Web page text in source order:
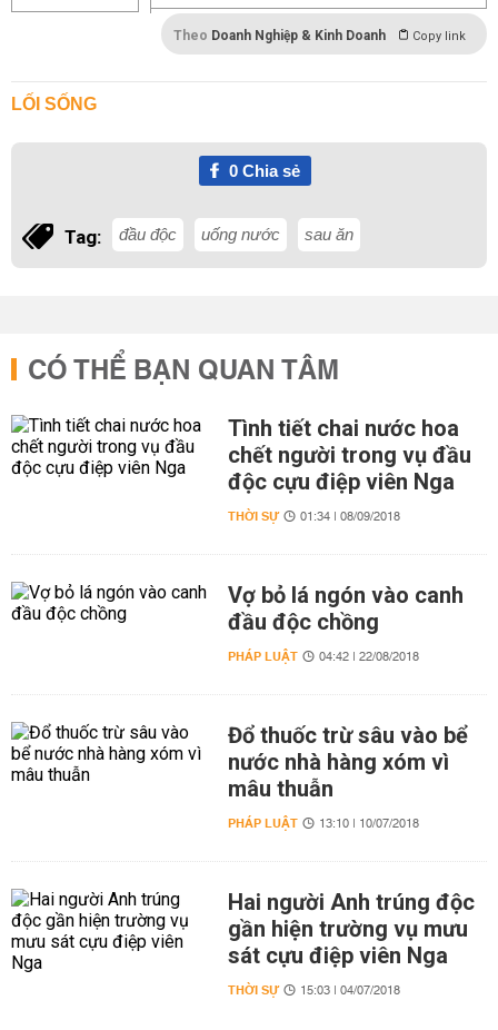
Theo Doanh Nghiệp & Kinh Doanh Copy link
LỐI SỐNG
0Chia sẻ
Tag: đầu độc uống nước sau ăn
CÓ THỂ BẠN QUAN TÂM
Tình tiết chai nước hoa
chết người trong vụ đầu
độc cựu điệp viên Nga
THỜI SỰ 01:34 | 08/09/2018
Vợ bỏ lá ngón vào canh
đầu độc chồng
PHÁP LUẬT 04:42 | 22/08/2018
Đổ thuốc trừ sâu vào bể
nước nhà hàng xóm vì
mâu thuẫn
PHÁP LUẬT 13:10 | 10/07/2018
Hai người Anh trúng độc
gần hiện trường vụ mưu
sát cựu điệp viên Nga
THỜI SỰ 15:03 | 04/07/2018